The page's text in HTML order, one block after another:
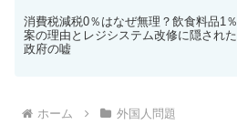
消費税減税0％はなぜ無理？飲食料品1％
案の理由とレジシステム改修に隠された
政府の嘘
ホーム 外国人問題